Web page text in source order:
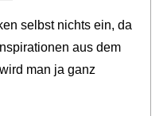
selbst nichts ein, da
aus dem
man ja ganz